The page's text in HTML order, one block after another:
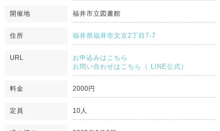
開催地 福井市立図書館
住所 福井県福井市文京2丁目7-7
URL
お申込みはこちら
お問い合わせはこちら（ LINE公式）
料金 2000円
定員 10人